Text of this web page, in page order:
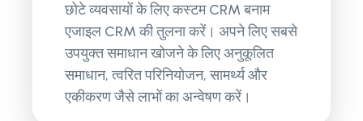
छोटे व्यवसायों के लिए कस्टम CRM बनाम
एजाइल CRM की तुलना करें। अपने लिए सबसे
उपयुक्त समाधान खोजने के लिए अनुकूलित
समाधान, त्वरित परिनियोजन, सामर्थ्य और
एकीकरण जैसे लाभों का अन्वेषण करें।